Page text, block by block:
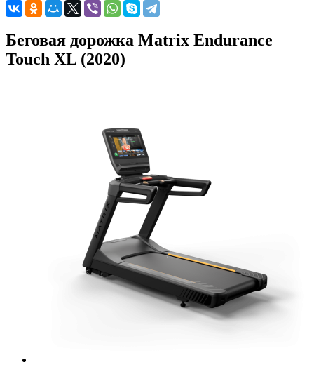
Беговая дорожка Matrix Endurance
Touch XL (2020)